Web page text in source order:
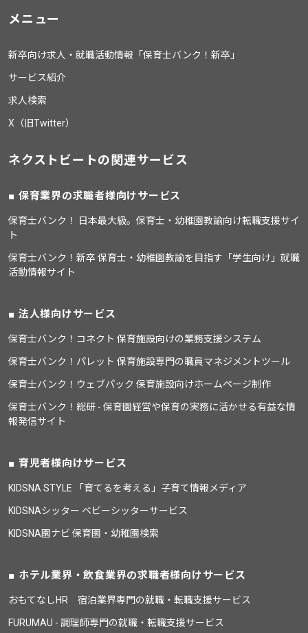
メニュー
新卒向け求人・就職活動情報「保育士バンク！新卒」
サービス紹介
求人検索
X（旧Twitter）
ネクストビートの関連サービス
保育業界の求職者様向けサービス
保育士バンク！ 日本最大級。保育士・幼稚園教諭向け転職支援サイ
ト
保育士バンク！新卒 保育士・幼稚園教諭を目指す「学生向け」就職
活動情報サイト
法人様向けサービス
保育士バンク！コネクト 保育施設向けの業務支援システム
保育士バンク！パレット 保育施設専門の職員マネジメントツール
保育士バンク！ウェブパック 保育施設向けホームページ制作
保育士バンク！総研 - 保育園経営や保育の実務に活かせる有益な情
報発信サイト
育児者様向けサービス
KIDSNA STYLE 「育てるを考える」子育て情報メディア
KIDSNAシッター ベビーシッターサービス
KIDSNA園ナビ 保育園・幼稚園検索
ホテル業界・飲食業界の求職者様向けサービス
おもてなしHR 宿泊業界専門の就職・転職支援サービス
FURUMAU - 調理師専門の就職・転職支援サービス